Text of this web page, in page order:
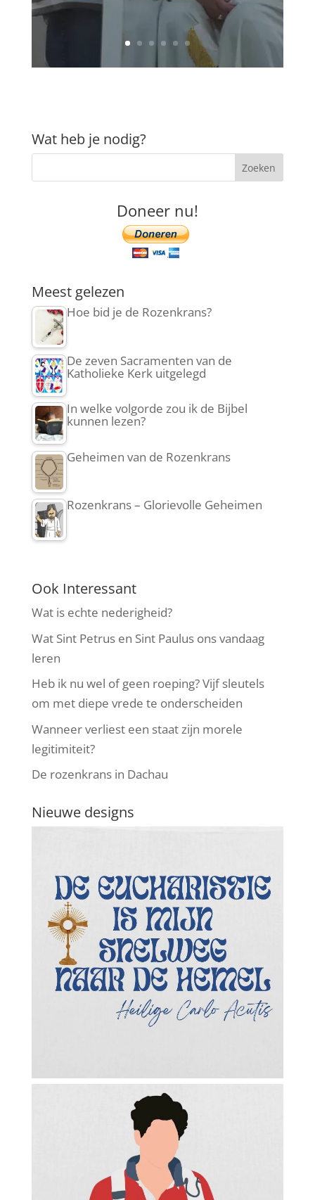
Wat heb je nodig?
Doneer nu!
Meest gelezen
Hoe bid je de Rozenkrans?
De zeven Sacramenten van de
Katholieke Kerk uitgelegd
In welke volgorde zou ik de Bijbel
kunnen lezen?
Geheimen van de Rozenkrans
Rozenkrans – Glorievolle Geheimen
Ook Interessant
Wat is echte nederigheid?
Wat Sint Petrus en Sint Paulus ons vandaag
leren
Heb ik nu wel of geen roeping? Vijf sleutels
om met diepe vrede te onderscheiden
Wanneer verliest een staat zijn morele
legitimiteit?
De rozenkrans in Dachau
Nieuwe designs